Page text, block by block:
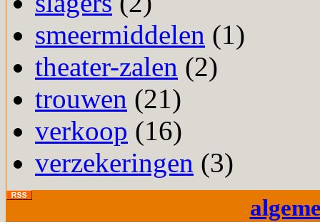
smeermiddelen (1)
theater-zalen (2)
trouwen (21)
verkoop (16)
verzekeringen (3)